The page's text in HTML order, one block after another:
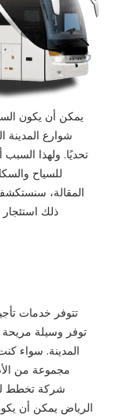
يمكن أن يكون
شوارع المدينة
تحديًا. ولهذا
للسياح
المقالة،
ذلك استئجار
تتوفر خدمات
توفر وسيلة مريحة
المدينة. سواء
مجموعة من
شركة تخطط
الرياض يمكن أن